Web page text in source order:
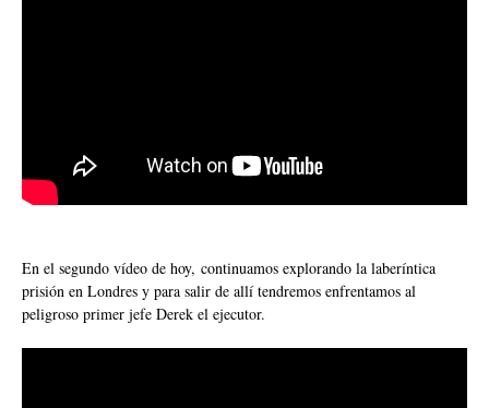
En el segundo vídeo de hoy, continuamos explorando la laberíntica
prisión en Londres y para salir de allí tendremos enfrentamos al
peligroso primer jefe Derek el ejecutor.